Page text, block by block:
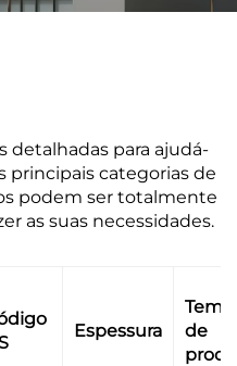
detalhadas para ajudá-
principais categorias de
podem ser totalmente
as suas necessidades.
Espessura
de